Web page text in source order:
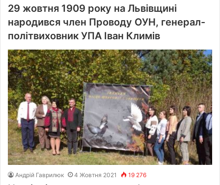
29 жовтня 1909 року на Львівщині
народився член Проводу ОУН, генерал-
політвиховник УПА Іван Климів
Андрій Гаврилюк 4 Жовтня 2021 19 276